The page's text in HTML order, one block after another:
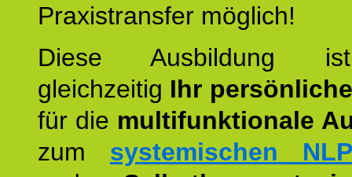
Praxistransfer möglich!
Diese Ausbildung
gleichzeitig Ihr
für die multifunktionale
zum systemischen